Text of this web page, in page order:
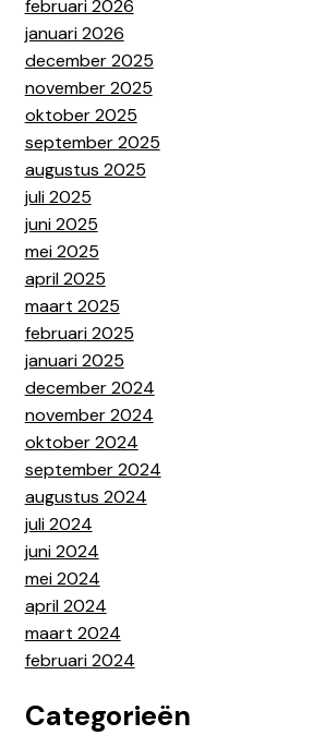
februari 2026
januari 2026
december 2025
november 2025
oktober 2025
september 2025
augustus 2025
juli 2025
juni 2025
mei 2025
april 2025
maart 2025
februari 2025
januari 2025
december 2024
november 2024
oktober 2024
september 2024
augustus 2024
juli 2024
juni 2024
mei 2024
april 2024
maart 2024
februari 2024
Categorieën